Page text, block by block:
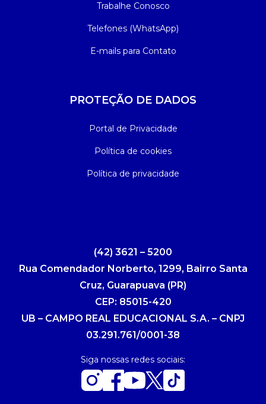
Trabalhe Conosco
Telefones (WhatsApp)
E-mails para Contato
PROTEÇÃO DE DADOS
Portal de Privacidade
Política de cookies
Política de privacidade
(42) 3621 – 5200
Rua Comendador Norberto, 1299, Bairro Santa
Cruz, Guarapuava (PR)
CEP: 85015-420
UB – CAMPO REAL EDUCACIONAL S.A. – CNPJ
03.291.761/0001-38
Siga nossas redes sociais: